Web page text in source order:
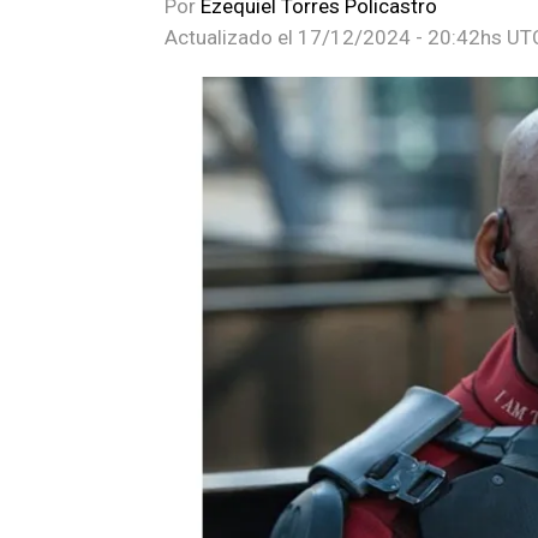
Por Ezequiel Torres Policastro
Actualizado el 17/12/2024 - 20:42hs